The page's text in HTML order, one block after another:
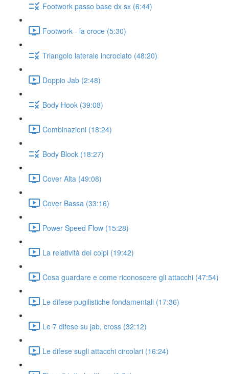
Footwork passo base dx sx (6:44)
Footwork - la croce (5:30)
Triangolo laterale incrociato (48:20)
Doppio Jab (2:48)
Body Hook (39:08)
Combinazioni (18:24)
Body Block (18:27)
Cover Alta (49:08)
Cover Bassa (33:16)
Power Speed Flow (15:28)
La relatività dei colpi (19:42)
Cosa guardare e come riconoscere gli attacchi (47:54)
Le difese pugilistiche fondamentali (17:36)
Le 7 difese su jab, cross (32:12)
Le difese sugli attacchi circolari (16:24)